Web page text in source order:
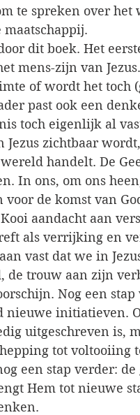
te spreken over het
dit boek. Het
mens-zijn van
of wordt het toch
past ook een
toch eigenlijk al
zichtbaar
handelt. De
In ons, om ons
voor de komst van
aandacht aan
als verrijking en
vast dat we in
trouw aan zijn
Nog een
nieuwe initiatieven.
uitgeschreven is,
tot voltooiing
een stap verder:
Hem tot nieuwe